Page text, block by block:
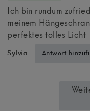
Ich bin rundum
meinem
perfektes tolles Licht
Sylvia Antwort